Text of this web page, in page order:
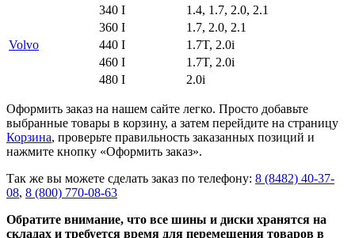
Volvo
340 I
1.4, 1.7, 2.0, 2.1
360 I
1.7, 2.0, 2.1
440 I
1.7T, 2.0i
460 I
1.7T, 2.0i
480 I
2.0i
Оформить заказ на нашем сайте легко. Просто добавьте
выбранные товары в корзину, а затем перейдите на страницу
Корзина, проверьте правильность заказанных позиций и
нажмите кнопку «Оформить заказ».
Так же вы можете сделать заказ по телефону: 8 (8482) 40-37-
08, 8 (800) 770-08-63
Обратите внимание, что все шины и диски хранятся на
складах и требуется время для перемещения товаров в